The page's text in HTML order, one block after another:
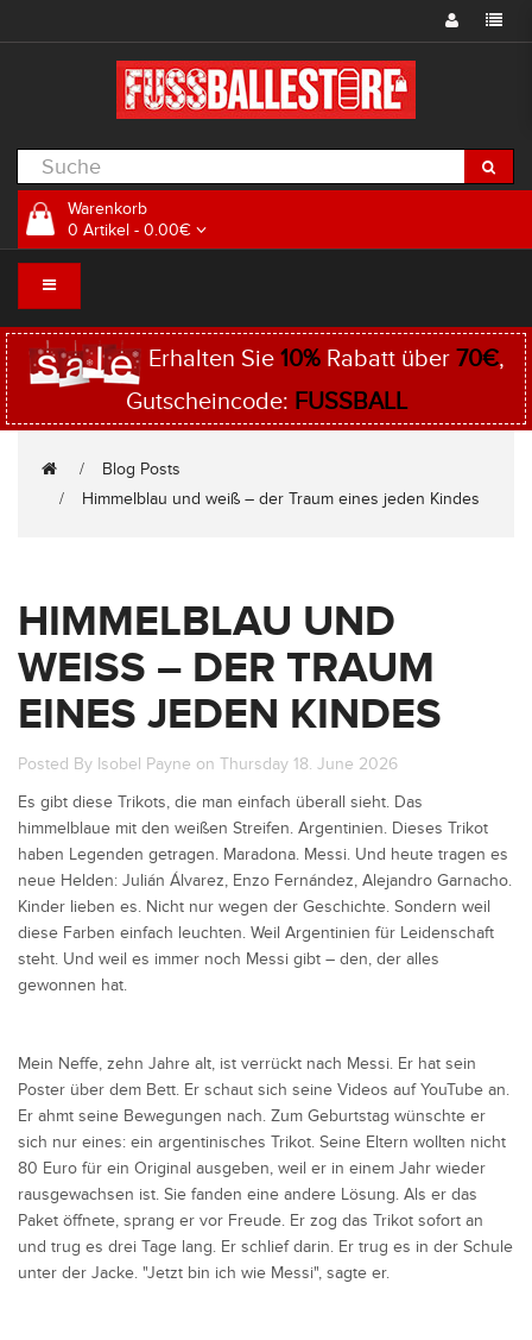
Warenkorb
0 Artikel - 0.00€
Erhalten Sie 10%Rabatt über 70€,
Gutscheincode: FUSSBALL
Blog Posts
Himmelblau und weiß – der Traum eines jeden Kindes
HIMMELBLAU UND
WEISS – DER TRAUM E
INES JEDEN KINDES
Posted By Isobel Payne on Thursday 18. June 2026
Es gibt diese Trikots, die man einfach überall sieht. Das
himmelblaue mit den weißen Streifen. Argentinien. Dieses Trikot
haben Legenden getragen. Maradona. Messi. Und heute tragen es
neue Helden: Julián Álvarez, Enzo Fernández, Alejandro Garnacho.
Kinder lieben es. Nicht nur wegen der Geschichte. Sondern weil
diese Farben einfach leuchten. Weil Argentinien für Leidenschaft
steht. Und weil es immer noch Messi gibt – den, der alles
gewonnen hat.
Mein Neffe, zehn Jahre alt, ist verrückt nach Messi. Er hat sein
Poster über dem Bett. Er schaut sich seine Videos auf YouTube an.
Er ahmt seine Bewegungen nach. Zum Geburtstag wünschte er
sich nur eines: ein argentinisches Trikot. Seine Eltern wollten nicht
80 Euro für ein Original ausgeben, weil er in einem Jahr wieder
rausgewachsen ist. Sie fanden eine andere Lösung. Als er das
Paket öffnete, sprang er vor Freude. Er zog das Trikot sofort an
und trug es drei Tage lang. Er schlief darin. Er trug es in der Schule
unter der Jacke. "Jetzt bin ich wie Messi", sagte er.